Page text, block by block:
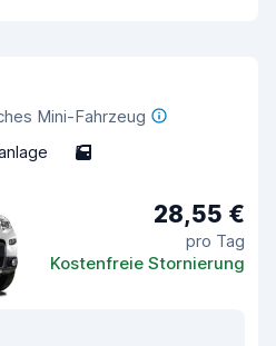
Mini-Fahrzeug
5
28,55 €
pro Tag
Kostenfreie Stornierung